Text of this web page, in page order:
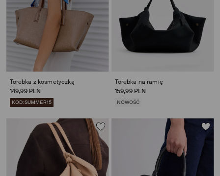
Torebka z kosmetyczką
149,99 PLN
KOD: SUMMER15
Torebka na ramię
159,99 PLN
NOWOŚĆ